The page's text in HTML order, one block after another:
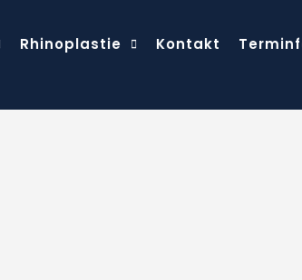
Rhinoplastie Kontakt